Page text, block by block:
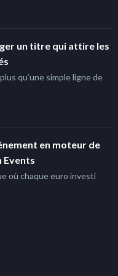
un titre qui attire les
qu’une simple ligne de
en moteur de
Events
où chaque euro investi